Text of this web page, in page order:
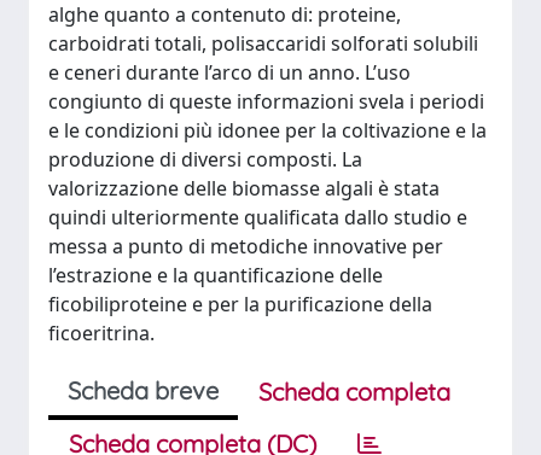
alghe quanto a contenuto di: proteine,
carboidrati totali, polisaccaridi solforati solubili
e ceneri durante l’arco di un anno. L’uso
congiunto di queste informazioni svela i periodi
e le condizioni più idonee per la coltivazione e la
produzione di diversi composti. La
valorizzazione delle biomasse algali è stata
quindi ulteriormente qualificata dallo studio e
messa a punto di metodiche innovative per
l’estrazione e la quantificazione delle
ficobiliproteine e per la purificazione della
ficoeritrina.
Scheda breve
Scheda completa
Scheda completa (DC)